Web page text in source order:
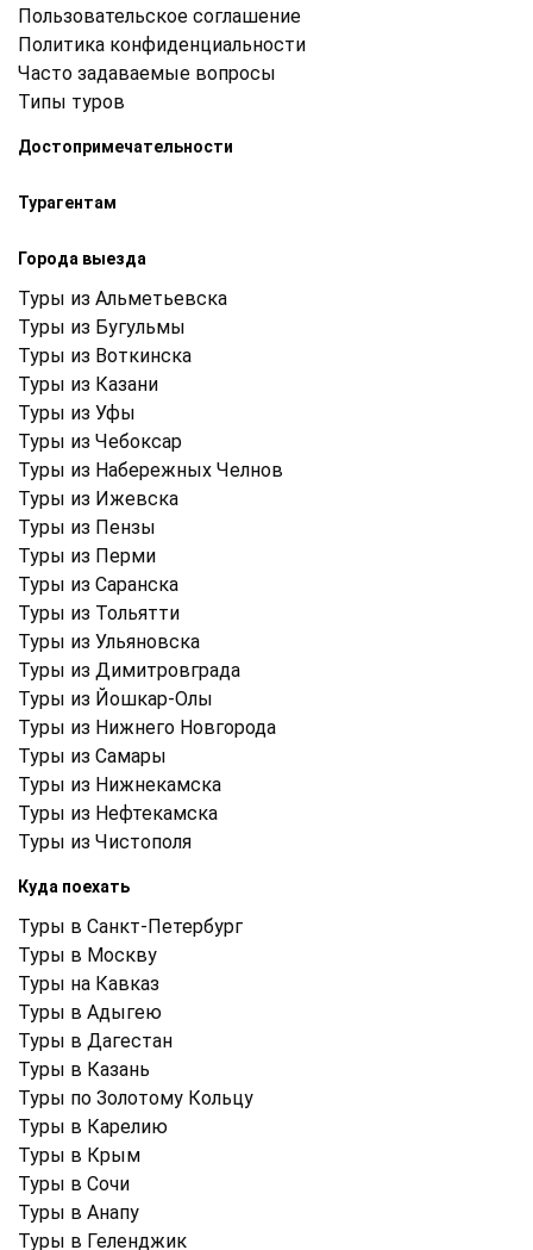
Пользовательское соглашение
Политика конфиденциальности
Часто задаваемые вопросы
Типы туров
Достопримечательности
Турагентам
Города выезда
Туры из Альметьевска
Туры из Бугульмы
Туры из Воткинска
Туры из Казани
Туры из Уфы
Туры из Чебоксар
Туры из Набережных Челнов
Туры из Ижевска
Туры из Пензы
Туры из Перми
Туры из Саранска
Туры из Тольятти
Туры из Ульяновска
Туры из Димитровграда
Туры из Йошкар-Олы
Туры из Нижнего Новгорода
Туры из Самары
Туры из Нижнекамска
Туры из Нефтекамска
Туры из Чистополя
Куда поехать
Туры в Санкт-Петербург
Туры в Москву
Туры на Кавказ
Туры в Адыгею
Туры в Дагестан
Туры в Казань
Туры по Золотому Кольцу
Туры в Карелию
Туры в Крым
Туры в Cочи
Туры в Анапу
Туры в Геленджик